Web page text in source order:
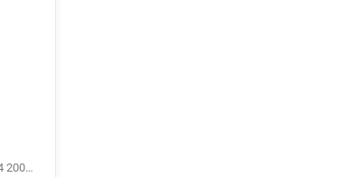
200